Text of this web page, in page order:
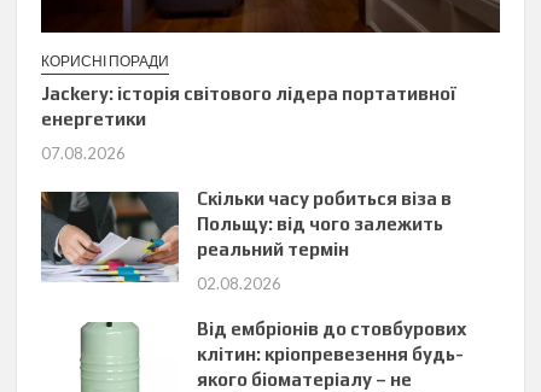
КОРИСНІ ПОРАДИ
Jackery: історія світового лідера портативної
енергетики
07.08.2026
Скільки часу робиться віза в
Польщу: від чого залежить
реальний термін
02.08.2026
Від ембріонів до стовбурових
клітин: кріопревезення будь-
якого біоматеріалу – не